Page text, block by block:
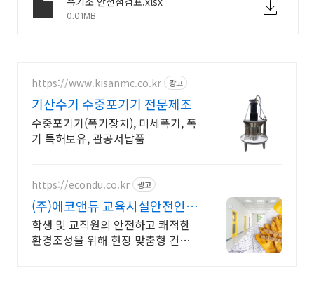
0.01MB
https://www.kisanmc.co.kr 광고
기산수기 수중포기기 전문제조
수중포기기(폭기장치), 미세폭기, 폭
기 특허보유, 관공서납품
https://econdu.co.kr 광고
(주)에코앤듀 교육시설안전인증
전문 컨설팅
학생 및 교직원의 안전하고 쾌적한
환경조성을 위해 현장 맞춤형 컨설